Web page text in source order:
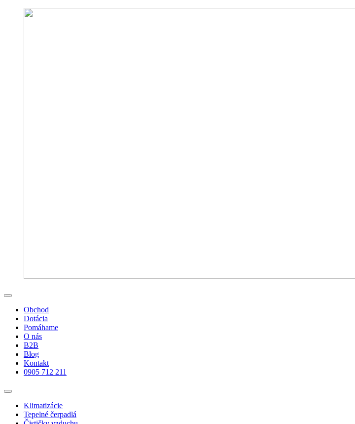
Obchod
Dotácia
Pomáhame
O nás
B2B
Blog
Kontakt
0905 712 211
Klimatizácie
Tepelné čerpadlá